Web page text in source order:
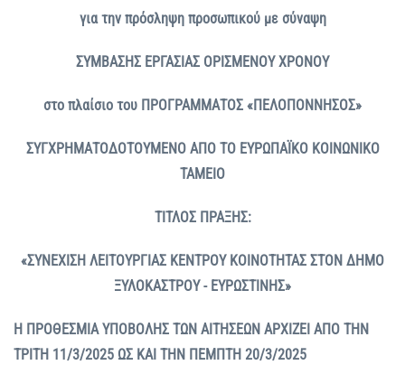
για την πρόσληψη προσωπικού με σύναψη
ΣΥΜΒΑΣΗΣ ΕΡΓΑΣΙΑΣ ΟΡΙΣΜΕΝΟΥ ΧΡΟΝΟΥ
στο πλαίσιο του ΠΡΟΓΡΑΜΜΑΤΟΣ «ΠΕΛΟΠΟΝΝΗΣΟΣ»
ΣΥΓΧΡΗΜΑΤΟΔΟΤΟΥΜΕΝΟ ΑΠΟ ΤΟ ΕΥΡΩΠΑΪΚΟ ΚΟΙΝΩΝΙΚΟ
ΤΑΜΕΙΟ
ΤΙΤΛΟΣ ΠΡΑΞΗΣ:
«ΣΥΝΕΧΙΣΗ ΛΕΙΤΟΥΡΓΙΑΣ ΚΕΝΤΡΟΥ ΚΟΙΝΟΤΗΤΑΣ ΣΤΟΝ ΔΗΜΟ
ΞΥΛΟΚΑΣΤΡΟΥ - ΕΥΡΩΣΤΙΝΗΣ»
Η ΠΡΟΘΕΣΜIΑ ΥΠΟΒΟΛΗΣ ΤΩΝ ΑΙΤHΣΕΩΝ ΑΡΧIΖΕΙ ΑΠΟ ΤΗΝ
ΤΡIΤΗ 11/3/2025 ΩΣ ΚΑΙ ΤΗΝ ΠEΜΠΤΗ 20/3/2025